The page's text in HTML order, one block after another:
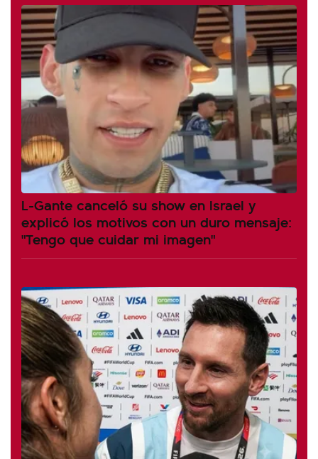
L-Gante canceló su show en Israel y
explicó los motivos con un duro mensaje:
"Tengo que cuidar mi imagen"